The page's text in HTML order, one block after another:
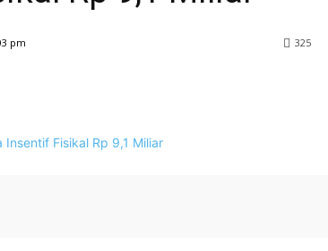
pm 325